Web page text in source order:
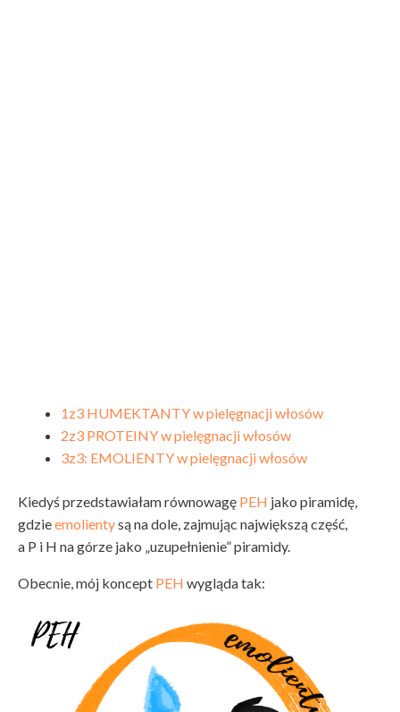
1z3 HUMEKTANTY w pielęgnacji włosów
2z3 PROTEINY w pielęgnacji włosów
3z3: EMOLIENTY w pielęgnacji włosów
Kiedyś przedstawiałam równowagę PEH jako piramidę,
gdzieemolientysą na dole, zajmując największą część,
a P i H na górze jako „uzupełnienie” piramidy.
Obecnie, mój koncept PEH wygląda tak: